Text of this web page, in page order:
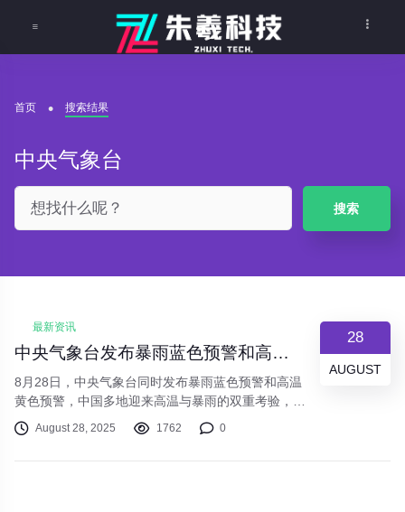
首页 搜索结果
中央气象台
搜索
28
AUGUST
最新资讯
中央气象台发布暴雨蓝色预警和高温黄色预警，多地面临极端天气考验
8月28日，中央气象台同时发布暴雨蓝色预警和高温
黄色预警，中国多地迎来高温与暴雨的双重考验，极
端天气防御工作面临挑战。
August 28, 2025 1762 0